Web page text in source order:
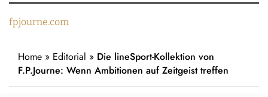
fpjourne.com
Home » Editorial » Die lineSport-Kollektion von
F.P.Journe: Wenn Ambitionen auf Zeitgeist treffen